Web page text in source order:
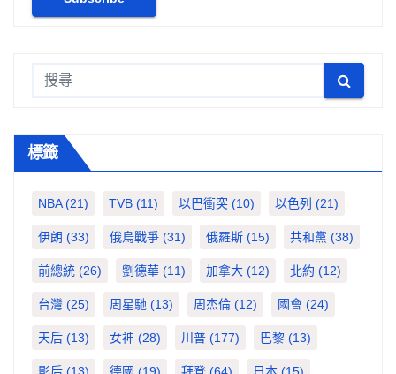
標籤
NBA(21) TVB (11) 以巴衝突 (10) 以色列 (21)
伊朗 (33) 俄烏戰爭 (31) 俄羅斯 (15) 共和黨 (38)
前總統 (26) 劉德華 (11) 加拿大 (12) 北約 (12)
台灣 (25) 周星馳 (13) 周杰倫 (12) 國會 (24)
天后 (13) 女神 (28) 川普 (177) 巴黎 (13)